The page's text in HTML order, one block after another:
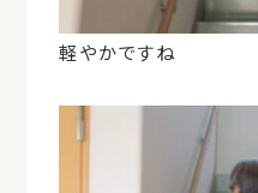
軽やかですね